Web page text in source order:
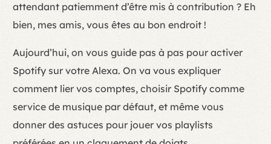
attendant patiemment d’être mis à contribution ? Eh
bien, mes amis, vous êtes au bon endroit !
Aujourd’hui, on vous guide pas à pas pour activer
Spotify sur votre Alexa. On va vous expliquer
comment lier vos comptes, choisir Spotify comme
service de musique par défaut, et même vous
donner des astuces pour jouer vos playlists